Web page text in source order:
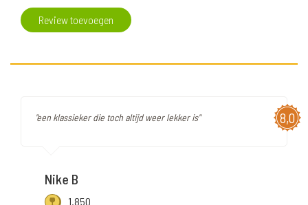
Review toevoegen
8,0
"een klassieker die toch altijd weer lekker is"
Nike B
1.850